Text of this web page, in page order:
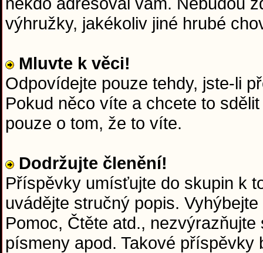
výhružky, jakékoliv jiné hrubé
Mluvte k věci!
Odpovídejte pouze tehdy, jste-li
Pokud něco víte a chcete to
pouze o tom, že to víte.
Dodržujte členění!
Příspěvky umísťujte do skupin k
uvádějte stručný popis.
Pomoc, Čtěte atd.,
písmeny apod. Takové příspěvky